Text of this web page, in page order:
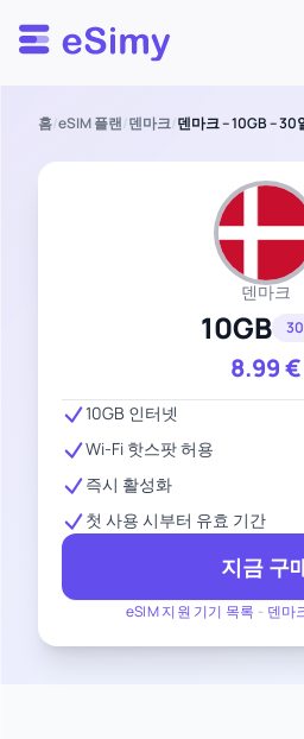
Esimy
홈/eSIM 플랜/덴마크/덴마크 – 10GB – 30
덴마크
10GB
8.99€
eSIM 지원 기기 목록 - 덴마
10GB 인터넷
Wi-Fi 핫스팟 허용
즉시 활성화
첫 사용 시부터 유효 기간
지금 구